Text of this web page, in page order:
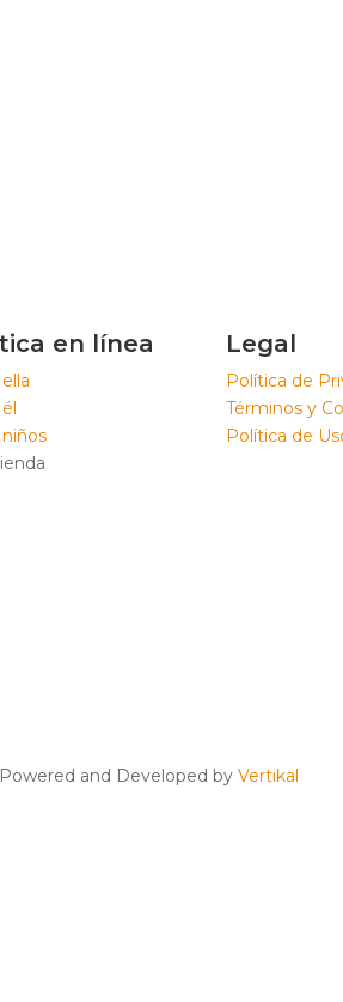
en línea
niños
Legal
Política de
Términos y
Política de
and Developed by Vertikal